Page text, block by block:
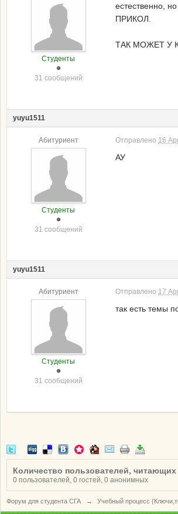
Студенты
31 сообщений
естественно,
ПРИКОЛ.
ТАК МОЖЕТ У
yuyu1511
Абитуриент
Студенты
31 сообщений
Отправлено 16
АУ
yuyu1511
Абитуриент
Студенты
31 сообщений
Отправлено 17
так есть темы
Количество пользователей, читающих
0 пользователей, 0 гостей, 0 анонимных
Форум для студента СГА → Учебный процесс